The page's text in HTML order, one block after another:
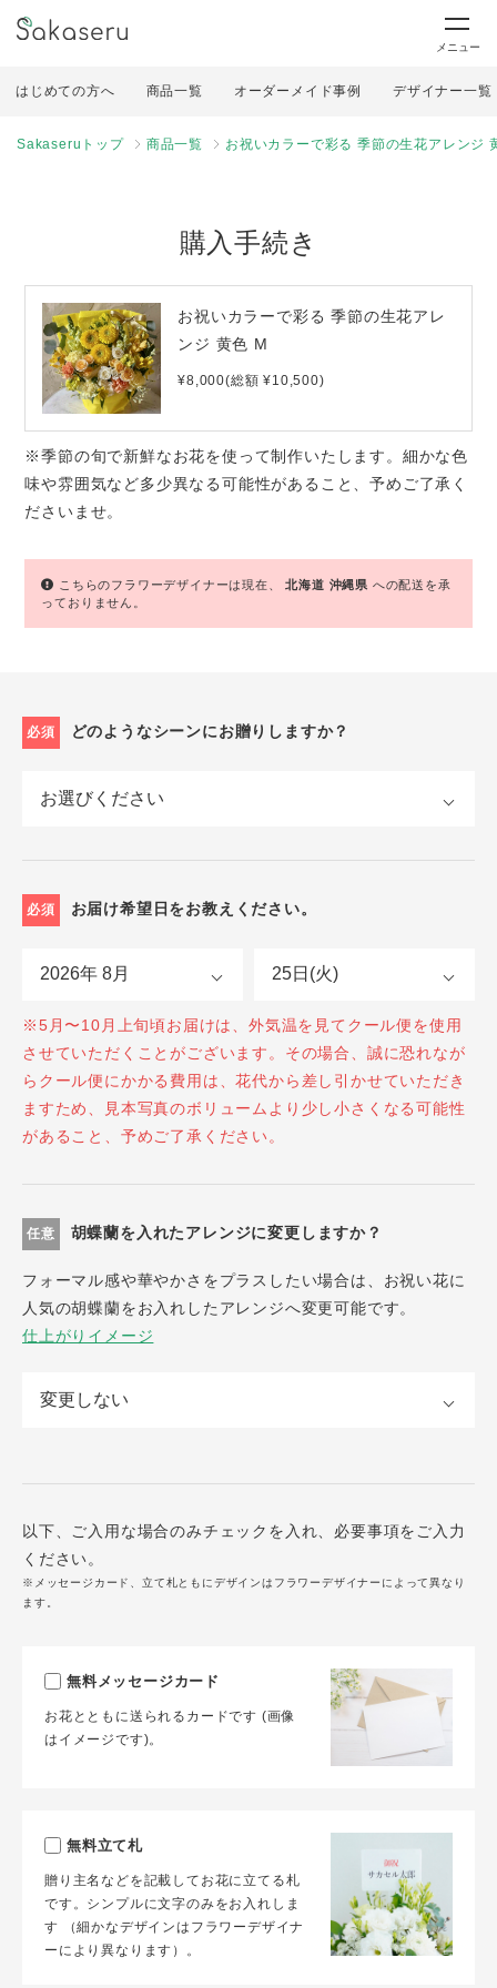
メニュー
はじめての方へ 商品一覧 オーダーメイド事例 デザイナー一覧
Sakaseruトップ 商品一覧 お祝いカラーで彩る 季節の生花アレンジ
購入手続き
お祝いカラーで彩る 季節の生花アレ
ンジ 黄色 M
¥8,000(総額 ¥10,500)
※季節の旬で新鮮なお花を使って制作いたします。細かな色
味や雰囲気など多少異なる可能性があること、予めご了承く
ださいませ。
こちらのフラワーデザイナーは現在、北海道 沖縄県 への配送を承
っておりません。
必須 どのようなシーンにお贈りしますか？
必須 お届け希望日をお教えください。
※5月〜10月上旬頃お届けは、外気温を見てクール便を使用
させていただくことがございます。その場合、誠に恐れなが
らクール便にかかる費用は、花代から差し引かせていただき
ますため、見本写真のボリュームより少し小さくなる可能性
があること、予めご了承ください。
任意 胡蝶蘭を入れたアレンジに変更しますか？
フォーマル感や華やかさをプラスしたい場合は、お祝い花に
人気の胡蝶蘭をお入れしたアレンジへ変更可能です。
仕上がりイメージ
以下、ご入用な場合のみチェックを入れ、必要事項をご入力
ください。
※メッセージカード、立て札ともにデザインはフラワーデザイナーによって異なり
ます。
無料メッセージカード
お花とともに送られるカードです (画像
はイメージです)。
無料立て札
贈り主名などを記載してお花に立てる札
です。シンプルに文字のみをお入れしま
す （細かなデザインはフラワーデザイナ
ーにより異なります）。